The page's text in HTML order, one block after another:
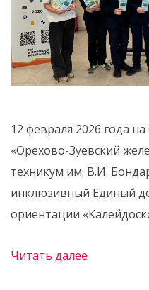
12 февраля 2026 года
«Орехово-Зуевский
техникум им. В.И.
инклюзивный Единый
ориентации
Читать далее